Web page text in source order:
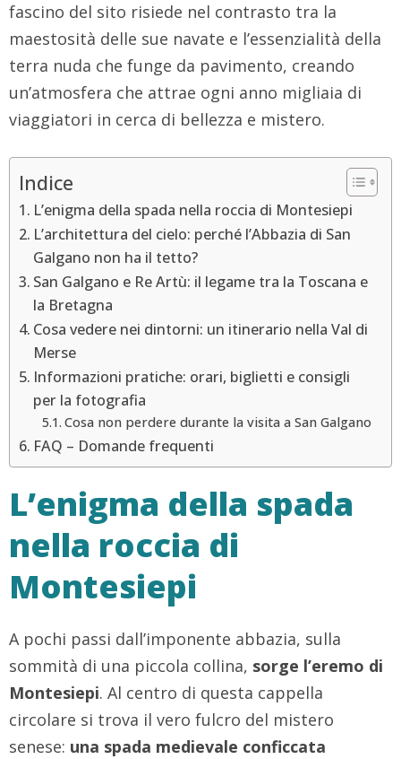
fascino del sito risiede nel contrasto tra la
maestosità delle sue navate e l’essenzialità della
terra nuda che funge da pavimento, creando
un’atmosfera che attrae ogni anno migliaia di
viaggiatori in cerca di bellezza e mistero.
Indice
L’enigma della spada nella roccia di Montesiepi
L’architettura del cielo: perché l’Abbazia di San
Galgano non ha il tetto?
San Galgano e Re Artù: il legame tra la Toscana e
la Bretagna
Cosa vedere nei dintorni: un itinerario nella Val di
Merse
Informazioni pratiche: orari, biglietti e consigli
per la fotografia
Cosa non perdere durante la visita a San Galgano
FAQ – Domande frequenti
L’enigma della spada
nella roccia di
Montesiepi
A pochi passi dall’imponente abbazia, sulla
sommità di una piccola collina, sorge l’eremo di
Montesiepi. Al centro di questa cappella
circolare si trova il vero fulcro del mistero
senese: una spada medievale conficcata